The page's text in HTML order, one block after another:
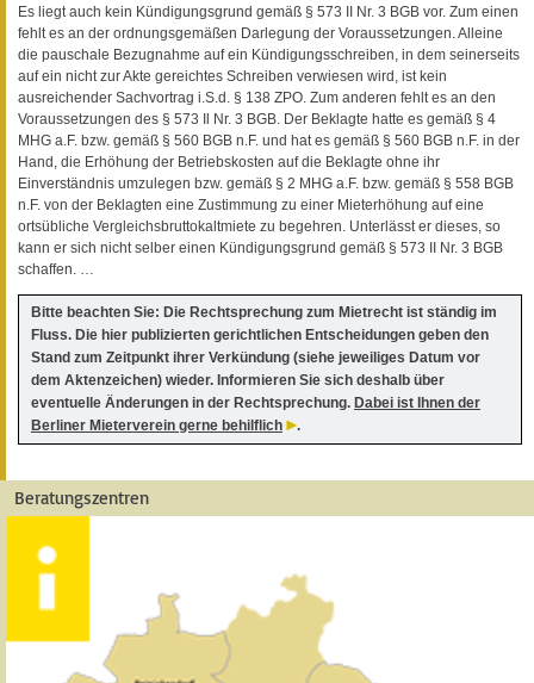
Es liegt auch kein Kündigungsgrund gemäß § 573 II Nr. 3 BGB vor. Zum einen
fehlt es an der ordnungsgemäßen Darlegung der Voraussetzungen. Alleine
die pauschale Bezugnahme auf ein Kündigungsschreiben, in dem seinerseits
auf ein nicht zur Akte gereichtes Schreiben verwiesen wird, ist kein
ausreichender Sachvortrag i.S.d. § 138 ZPO. Zum anderen fehlt es an den
Voraussetzungen des § 573 Il Nr. 3 BGB. Der Beklagte hatte es gemäß § 4
MHG a.F. bzw. gemäß § 560 BGB n.F. und hat es gemäß § 560 BGB n.F. in der
Hand, die Erhöhung der Betriebskosten auf die Beklagte ohne ihr
Einverständnis umzulegen bzw. gemäß § 2 MHG a.F. bzw. gemäß § 558 BGB
n.F. von der Beklagten eine Zustimmung zu einer Mieterhöhung auf eine
ortsübliche Vergleichsbruttokaltmiete zu begehren. Unterlässt er dieses, so
kann er sich nicht selber einen Kündigungsgrund gemäß § 573 II Nr. 3 BGB
schaffen. …
Bitte beachten Sie: Die Rechtsprechung zum Mietrecht ist ständig im
Fluss. Die hier publizierten gerichtlichen Entscheidungen geben den
Stand zum Zeitpunkt ihrer Verkündung (siehe jeweiliges Datum vor
dem Aktenzeichen) wieder. Informieren Sie sich deshalb über
eventuelle Änderungen in der Rechtsprechung. Dabei ist Ihnen der
Berliner Mieterverein gerne behilflich
.
Beratungszentren